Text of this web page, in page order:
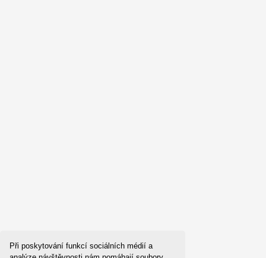
Při poskytování funkcí sociálních médií a